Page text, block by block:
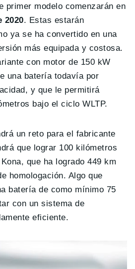
primer modelo comenzarán en
2020. Estas estarán
ya se ha convertido en una
más equipada y costosa.
con motor de 150 kW
una batería todavía por
y que le permitirá
bajo el ciclo WLTP.
un reto para el fabricante
que lograr 100 kilómetros
que ha logrado 449 km
homologación. Algo que
batería de como mínimo 75
con un sistema de
eficiente.